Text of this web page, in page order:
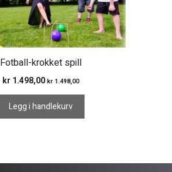
Fotball-krokket spill
kr 1.498,00 kr1.498,00
Legg i handlekurv